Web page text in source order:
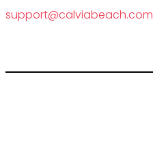
support@calviabeach.com